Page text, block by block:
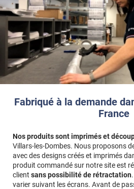
Fabriqué à la demande
France
Nos produits sont imprimés et
Villars-les-Dombes. Nous proposons
avec des designs créés et imprimés
produit commandé sur notre site est
client sans possibilité de rétractation
varier suivant les écrans. Avant de